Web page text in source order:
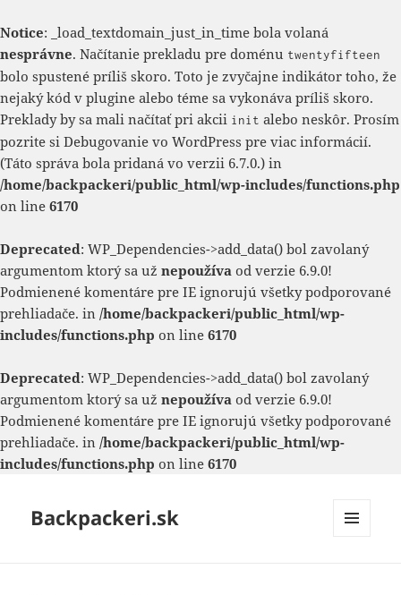
Notice: _load_textdomain_just_in_time bola volaná
nesprávne. Načítanie prekladu pre doménu twentyfifteen
bolo spustené príliš skoro. Toto je zvyčajne indikátor toho, že
nejaký kód v plugine alebo téme sa vykonáva príliš skoro.
Preklady by sa mali načítať pri akcii init alebo neskôr. Prosím
pozrite si Debugovanie vo WordPress pre viac informácií.
(Táto správa bola pridaná vo verzii 6.7.0.) in
/home/backpackeri/public_html/wp-includes/functions.php
on line 6170
Deprecated: WP_Dependencies->add_data() bol zavolaný
argumentom ktorý sa už nepoužíva od verzie 6.9.0!
Podmienené komentáre pre IE ignorujú všetky podporované
prehliadače. in /home/backpackeri/public_html/wp-
includes/functions.php on line 6170
Deprecated: WP_Dependencies->add_data() bol zavolaný
argumentom ktorý sa už nepoužíva od verzie 6.9.0!
Podmienené komentáre pre IE ignorujú všetky podporované
prehliadače. in /home/backpackeri/public_html/wp-
includes/functions.php on line 6170
Backpackeri.sk